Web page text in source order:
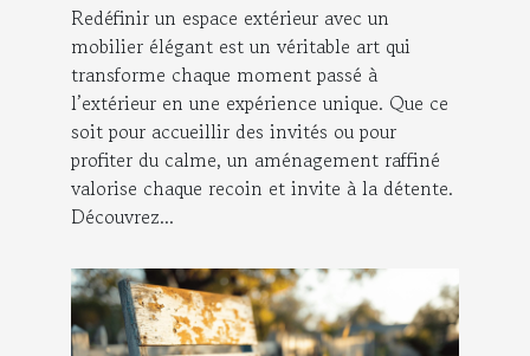
Redéfinir un espace extérieur avec un
mobilier élégant est un véritable art qui
transforme chaque moment passé à
l’extérieur en une expérience unique. Que ce
soit pour accueillir des invités ou pour
profiter du calme, un aménagement raffiné
valorise chaque recoin et invite à la détente.
Découvrez...